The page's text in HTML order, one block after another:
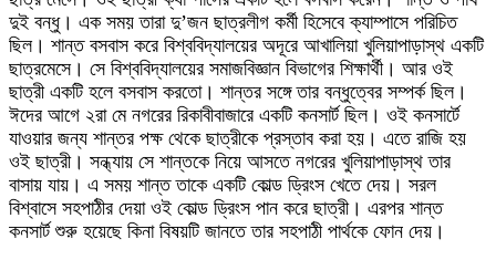
দুই বন্ধু। এক সময় তারা দু’জন ছাত্রলীগ কর্মী হিসেবে ক্যাম্পাসে পরিচিত
ছিল। শান্ত বসবাস করে বিশ্ববিদ্যালয়ের অদূরে আখালিয়া খুলিয়াপাড়াস্থ একটি
ছাত্রমেসে। সে বিশ্ববিদ্যালয়ের সমাজবিজ্ঞান বিভাগের শিক্ষার্থী। আর ওই
ছাত্রী একটি হলে বসবাস করতো। শান্তর সঙ্গে তার বন্ধুত্বের সম্পর্ক ছিল।
ঈদের আগে ২রা মে নগরের রিকাবীবাজারে একটি কনসার্ট ছিল। ওই কনসার্টে
যাওয়ার জন্য শান্তর পক্ষ থেকে ছাত্রীকে প্রস্তাব করা হয়। এতে রাজি হয়
ওই ছাত্রী। সন্ধ্যায় সে শান্তকে নিয়ে আসতে নগরের খুলিয়াপাড়াস্থ তার
বাসায় যায়। এ সময় শান্ত তাকে একটি কোল্ড ড্রিংস খেতে দেয়। সরল
বিশ্বাসে সহপাঠীর দেয়া ওই কোল্ড ড্রিংস পান করে ছাত্রী। এরপর শান্ত
কনসার্ট শুরু হয়েছে কিনা বিষয়টি জানতে তার সহপাঠী পার্থকে ফোন দেয়।